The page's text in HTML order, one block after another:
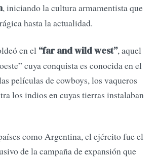
, iniciando la cultura armamentista que
hasta la actualidad.
en el “far and wild west”, aquel
cuya conquista es conocida en el
películas de cowboys, los vaqueros
los indios en cuyas tierras instalaban
como Argentina, el ejército fue el
de la campaña de expansión que